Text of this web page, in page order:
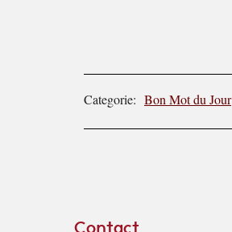
Categorie: Bon Mot du Jour